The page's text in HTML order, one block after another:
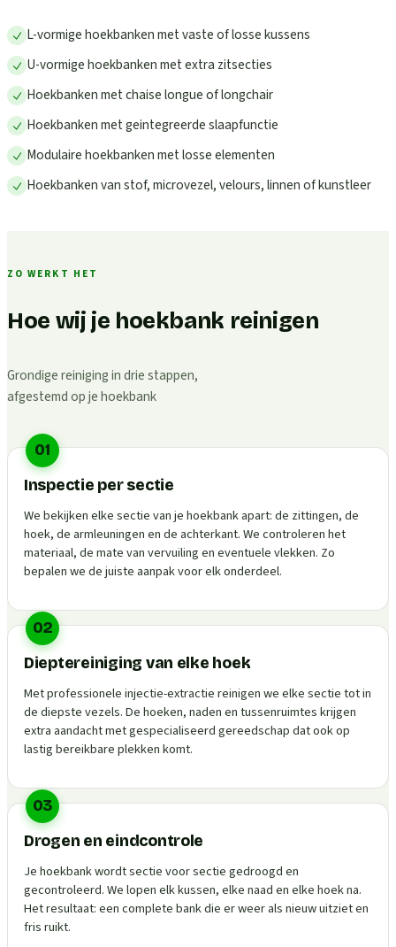
L-vormige hoekbanken met vaste of losse kussens
U-vormige hoekbanken met extra zitsecties
Hoekbanken met chaise longue of longchair
Hoekbanken met geintegreerde slaapfunctie
Modulaire hoekbanken met losse elementen
Hoekbanken van stof, microvezel, velours, linnen of kunstleer
ZO WERKT HET
Hoe wij je hoekbank reinigen
Grondige reiniging in drie stappen,
afgestemd op je hoekbank
01
Inspectie per sectie
We bekijken elke sectie van je hoekbank apart: de zittingen, de
hoek, de armleuningen en de achterkant. We controleren het
materiaal, de mate van vervuiling en eventuele vlekken. Zo
bepalen we de juiste aanpak voor elk onderdeel.
02
Dieptereiniging van elke hoek
Met professionele injectie-extractie reinigen we elke sectie tot in
de diepste vezels. De hoeken, naden en tussenruimtes krijgen
extra aandacht met gespecialiseerd gereedschap dat ook op
lastig bereikbare plekken komt.
03
Drogen en eindcontrole
Je hoekbank wordt sectie voor sectie gedroogd en
gecontroleerd. We lopen elk kussen, elke naad en elke hoek na.
Het resultaat: een complete bank die er weer als nieuw uitziet en
fris ruikt.